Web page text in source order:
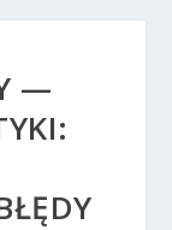
—